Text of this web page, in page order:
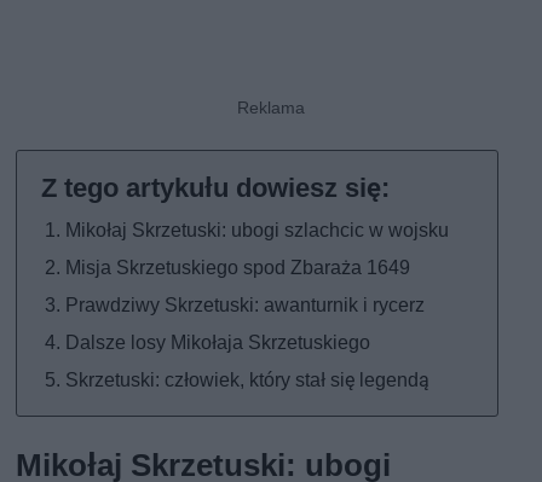
Mikołaj Skrzetuski: ubogi szlachcic w wojsku
Misja Skrzetuskiego spod Zbaraża 1649
Prawdziwy Skrzetuski: awanturnik i rycerz
Dalsze losy Mikołaja Skrzetuskiego
Skrzetuski: człowiek, który stał się legendą
Mikołaj Skrzetuski: ubogi